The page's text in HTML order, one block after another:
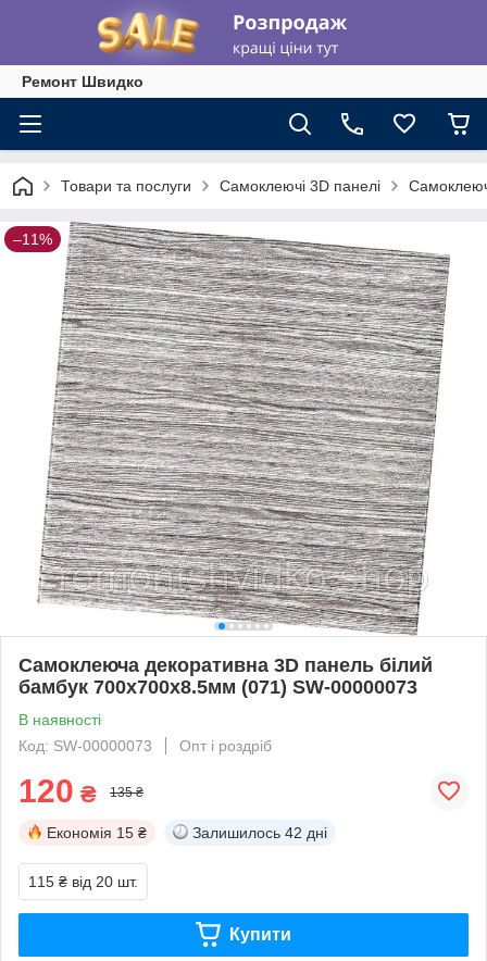
Ремонт Швидко
Товари та послуги Самоклеючі 3D панелі
–11%
Самоклеюча декоративна 3D панель білий
бамбук 700x700x8.5мм (071) SW-00000073
В наявності
Код: SW-00000073
Опт і роздріб
120 ₴ 135 ₴
Економія 15 ₴ Залишилось 42 дні
115 ₴ від 20 шт.
Купити